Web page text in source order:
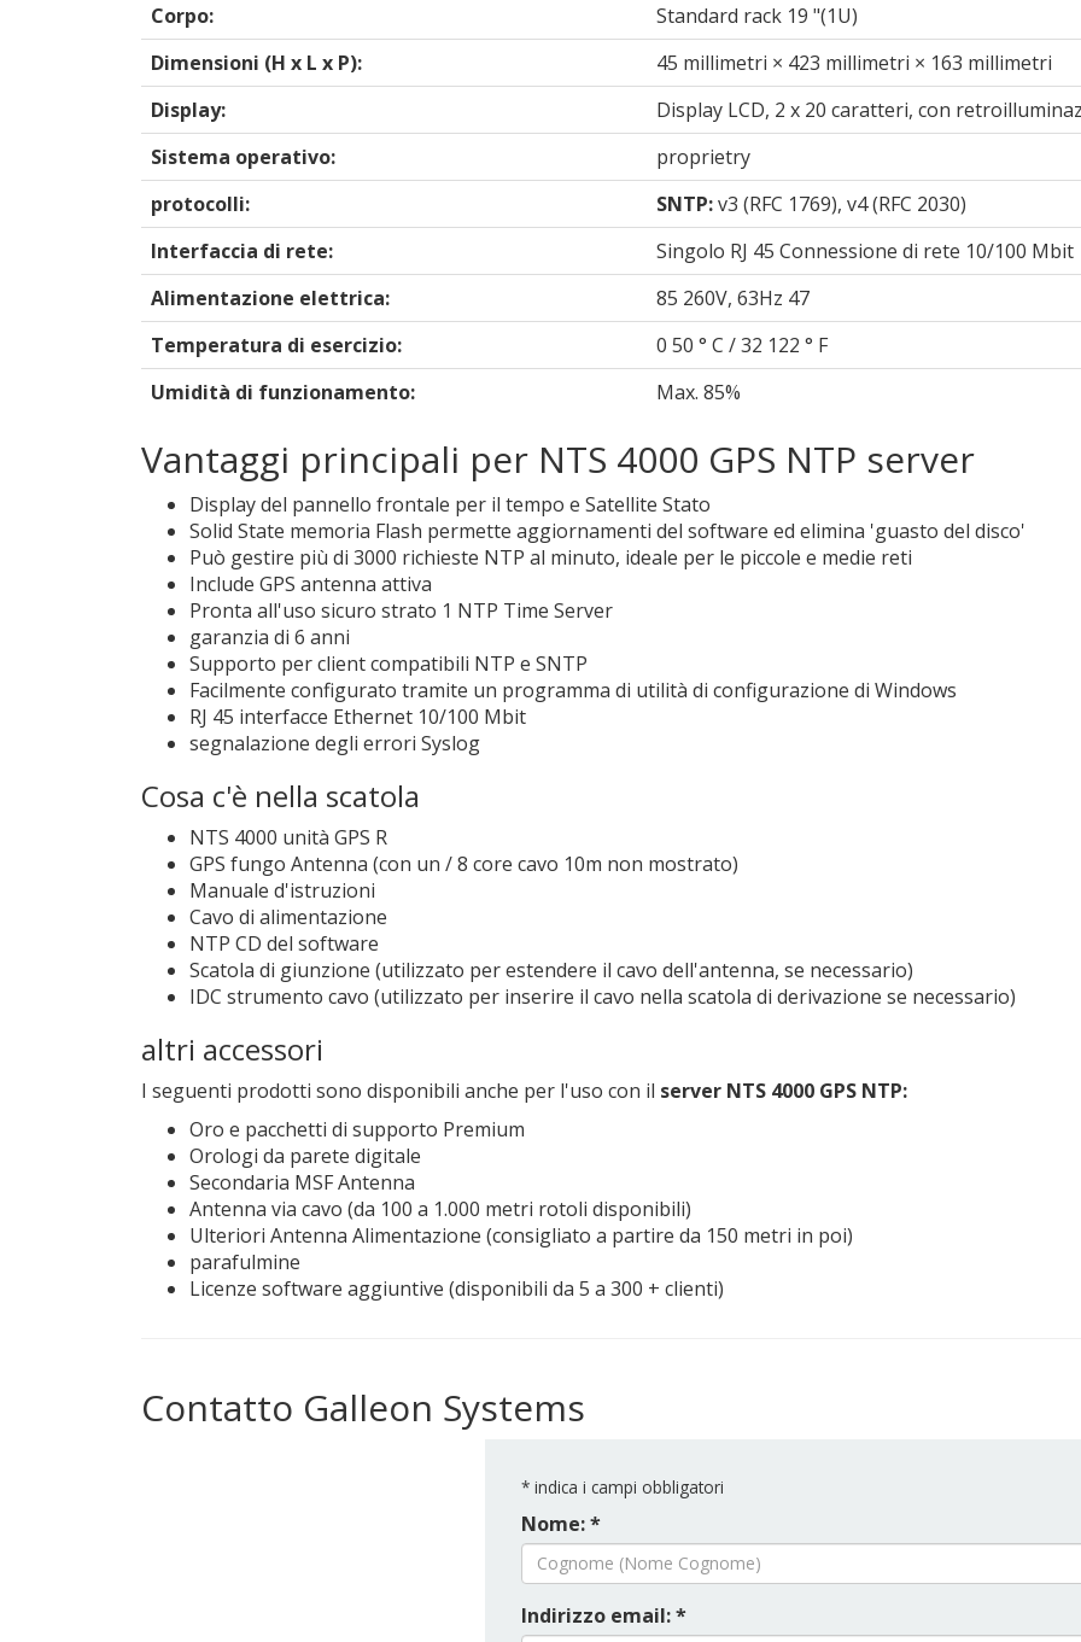
Corpo:
Standard rack 19 "(1U)
Dimensioni (H x L x P):
45 millimetri × 423 millimetri × 163 millimetri
Display:
Display LCD, 2 x 20 caratteri, con
Sistema operativo:
proprietry
protocolli:
SNTP:v3 (RFC 1769), v4 (RFC 2030)
Interfaccia di rete:
Singolo RJ 45 Connessione di rete 10/100 Mbit
Alimentazione elettrica:
85 260V, 63Hz 47
Temperatura di esercizio:
0 50 ° C / 32 122 ° F
Umidità di funzionamento:
Max. 85%
Vantaggi principali per NTS 4000 GPS NTP server
Display del pannello frontale per il tempo e Satellite Stato
Solid State memoria Flash permette aggiornamenti del software ed elimina 'guasto del disco'
Può gestire più di 3000 richieste NTP al minuto, ideale per le piccole e medie reti
Include GPS antenna attiva
Pronta all'uso sicuro strato 1 NTP Time Server
garanzia di 6 anni
Supporto per client compatibili NTP e SNTP
Facilmente configurato tramite un programma di utilità di configurazione di Windows
RJ 45 interfacce Ethernet 10/100 Mbit
segnalazione degli errori Syslog
Cosa c'è nella scatola
NTS 4000 unità GPS R
GPS fungo Antenna (con un / 8 core cavo 10m non mostrato)
Manuale d'istruzioni
Cavo di alimentazione
NTP CD del software
Scatola di giunzione (utilizzato per estendere il cavo dell'antenna, se necessario)
IDC strumento cavo (utilizzato per inserire il cavo nella scatola di derivazione se necessario)
altri accessori
I seguenti prodotti sono disponibili anche per l'uso con il server NTS 4000 GPS NTP:
Oro e pacchetti di supporto Premium
Orologi da parete digitale
Secondaria MSF Antenna
Antenna via cavo (da 100 a 1.000 metri rotoli disponibili)
Ulteriori Antenna Alimentazione (consigliato a partire da 150 metri in poi)
parafulmine
Licenze software aggiuntive (disponibili da 5 a 300 + clienti)
Contatto Galleon Systems
* indica i campi obbligatori
Nome: *
Indirizzo email: *